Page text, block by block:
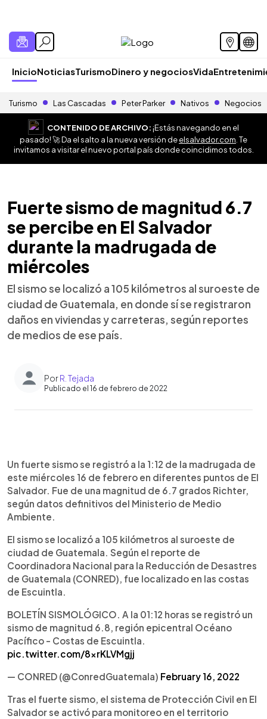
InicioNoticiasTurismoDinero y negociosVida
Turismo Las Cascadas Peter Parker Nativos Negocios
CONTENIDO DE ARCHIVO:¡Estás navegando en el
pasado! 🚀 Da el salto a la nueva versión deelsalvador.com . Te
invitamos a visitar el nuevo portal país donde coincidimos todos.
Fuerte sismo de magnitud 6.7
se percibe en El Salvador
durante la madrugada de
miércoles
El sismo se localizó a 105 kilómetros al suroeste de
ciudad de Guatemala, en donde sí se registraron
daños en viviendas y carreteras, según reportes
de medios de ese país.
PorR. Tejada
Publicado el 16 de febrero de 2022
► Escuchar artículo
Un fuerte sismo se registró a la 1:12 de la madrugada de
este miércoles 16 de febrero en diferentes puntos de El
Salvador. Fue de una magnitud de 6.7 grados Richter,
según datos definitivos del Ministerio de Medio
Ambiente.
El sismo se localizó a 105 kilómetros al suroeste de
ciudad de Guatemala. Según el reporte de
Coordinadora Nacional para la Reducción de Desastres
de Guatemala (CONRED), fue localizado en las costas
de Escuintla.
BOLETÍN SISMOLÓGICO. A la 01:12 horas se registró un
sismo de magnitud 6.8, región epicentral Océano
Pacífico - Costas de Escuintla.
pic.twitter.com/8xrKLVMgjj
— CONRED (@ConredGuatemala) February 16, 2022
Tras el fuerte sismo, el sistema de Protección Civil en El
Salvador se activó para monitoreo en el territorio